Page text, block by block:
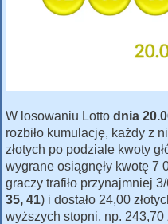
W losowaniu Lotto dnia
rozbiło kumulację, każdy z
złotych po podziale kwoty
wygrane osiągnęły kwotę 7
graczy trafiło przynajmniej
35, 41) i dostało 24,00
wyższych stopni, np. 243,70